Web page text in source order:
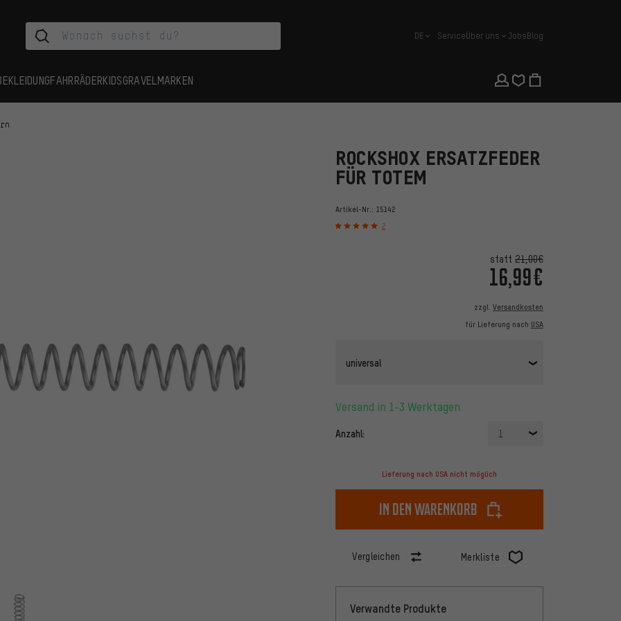
Deutsch
DE ServiceÜber uns JobsBlog
FAHRRÄDERKIDSGRAVEL MARKEN
ROCKSHOX ERSATZFEDER
FÜR TOTEM
Artikel-Nr.: 15142
2
statt 21,00€
16,99€
zzgl. Versandkosten
für Lieferung nach USA
universal
Versand in 1-3 Werktagen
Anzahl: 1
Lieferung nach USA nicht möglich
In den Warenkorb
Vergleichen Merkliste
Verwandte Produkte